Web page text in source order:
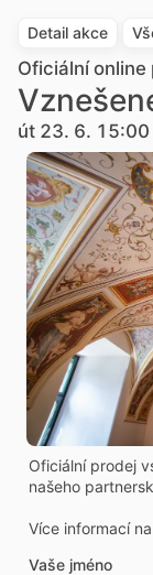
Detail akce
Oficiální
út 23. 6. 15:00
Oficiální prodej
našeho
Více informací na
Vaše jméno